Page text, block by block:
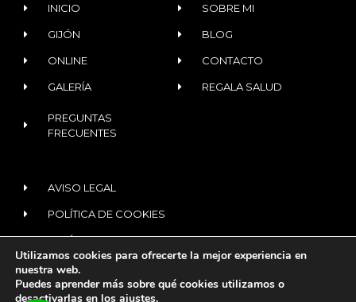
INICIO
GIJÓN
ONLINE
GALERÍA
PREGUNTAS
FRECUENTES
SOBRE MI
BLOG
CONTACTO
REGALA SALUD
AVISO LEGAL
POLÍTICA DE COOKIES
POLÍTICA DE PRIVACIDAD
© 2020 ALL RIGHTS RESERVED​
Utilizamos cookies para ofrecerte la mejor experiencia en
nuestra web.
Puedes aprender más sobre qué cookies utilizamos o
desactivarlas en los ajustes.